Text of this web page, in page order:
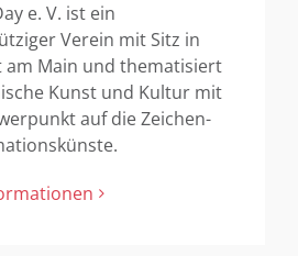
e. V. ist ein
Verein mit Sitz in
am Main und thematisiert
Kunst und Kultur mit
auf die Zeichen-